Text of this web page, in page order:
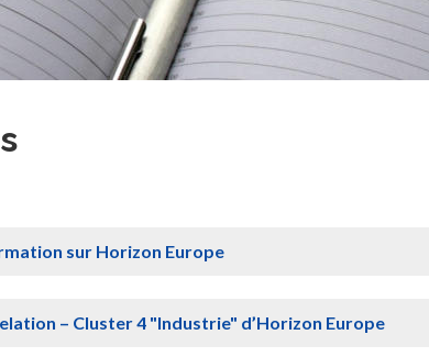
sur Horizon Europe
– Cluster 4 "Industrie" d’Horizon Europe